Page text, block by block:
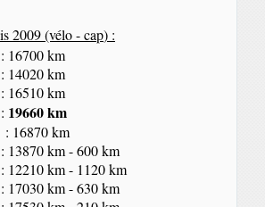
2009 (vélo - cap) :
16700 km
14020 km
16510 km
19660 km
16870 km
13870 km - 600 km
12210 km - 1120 km
17030 km - 630 km